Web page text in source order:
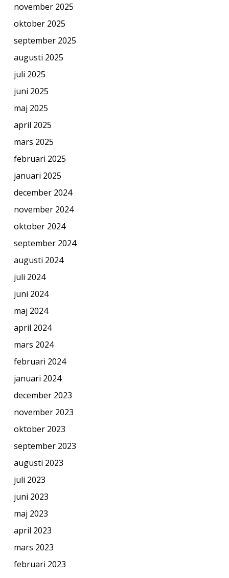
november 2025
oktober 2025
september 2025
augusti 2025
juli 2025
juni 2025
maj 2025
april 2025
mars 2025
februari 2025
januari 2025
december 2024
november 2024
oktober 2024
september 2024
augusti 2024
juli 2024
juni 2024
maj 2024
april 2024
mars 2024
februari 2024
januari 2024
december 2023
november 2023
oktober 2023
september 2023
augusti 2023
juli 2023
juni 2023
maj 2023
april 2023
mars 2023
februari 2023